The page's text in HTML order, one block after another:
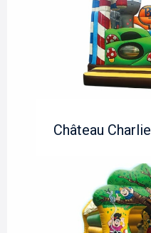
Château Charlie